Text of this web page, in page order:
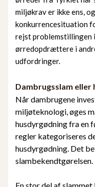
miljøkrav er ikke ens,
konkurrencesituation
rejst problemstillingen
ørredopdrættere i
udfordringer.
Dambrugsslam eller
Når dambrugene
miljøteknologi, øges
husdyrgødning fra en
regler kategoriseres
husdyrgødning. Det
slambekendtgørelsen.